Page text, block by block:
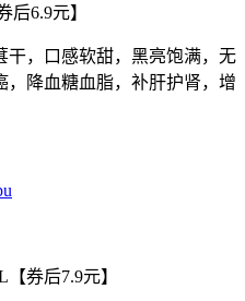
后6.9元】
干，口感软甜，黑亮饱满，无
降血糖血脂，补肝护肾，增
券后7.9元】